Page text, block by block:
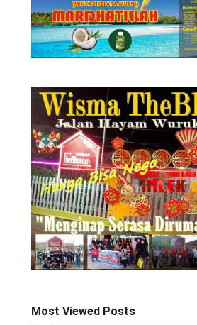
Most Viewed Posts